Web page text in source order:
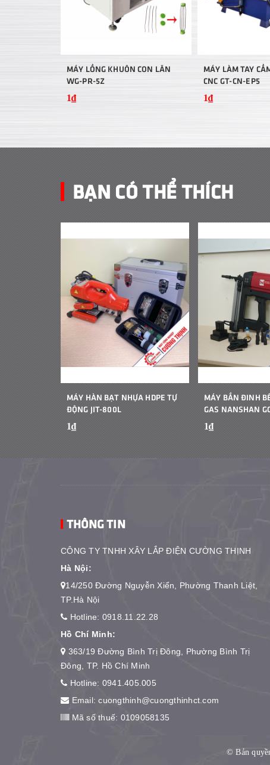
MÁY LỒNG KHUÔN CON LĂN
WG-PR-5Z
1₫
MÁY LÀM TAY
CNC GT-CN-EP5
1₫
BẠN CÓ THỂ THÍCH
MÁY HÀN BẠT NHỰA HDPE TỰ
ĐỘNG JIT-800L
1₫
MÁY BẮN ĐINH
GAS NANSHAN
1₫
THÔNG TIN
CÔNG TY TNHH XÂY LẮP ĐIỆN CƯỜNG THỊNH
Hà Nội:
14/250 Đường Nguyễn Xiển, Phường Thanh Liệt,
TP.Hà Nội
Hotline: 0918.11.22.28
Hồ Chí Minh:
363/19 Đường Bình Trị Đông, Phường Bình Trị
Đông, TP. Hồ Chí Minh
Hotline: 0941.405.005
Email:cuongthinh@cuongthinhct.com
Mã số thuế: 0109058135
© Bản